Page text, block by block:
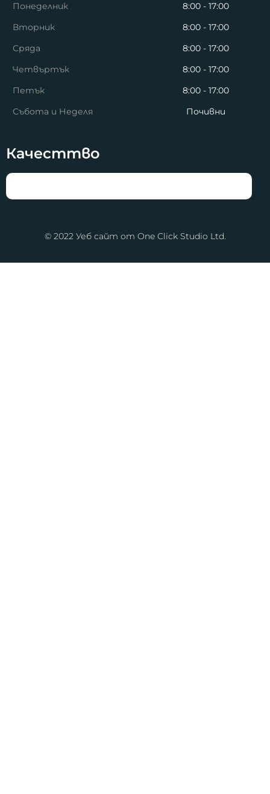
Понеделник
Вторник
Сряда
Четвъртък
Петък
Събота и Неделя
8:00 - 17:00
8:00 - 17:00
8:00 - 17:00
8:00 - 17:00
8:00 - 17:00
Почивни
Качесттво
© 2022 Уеб сайт от One Click Studio Ltd.